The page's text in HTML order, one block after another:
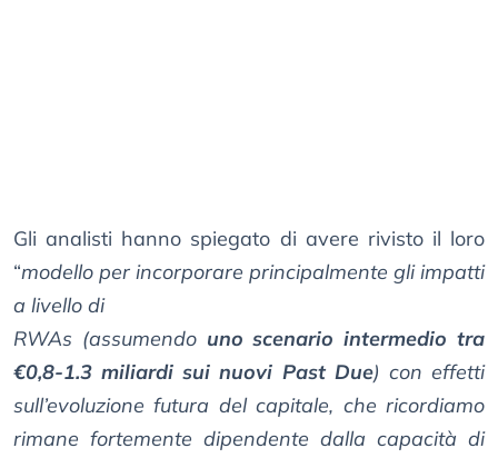
Gli analisti hanno spiegato di avere rivisto il loro
“modello per incorporare principalmente gli impatti
a livello di
RWAs (assumendo uno scenario intermedio tra
€0,8-1.3 miliardi sui nuovi Past Due) con effetti
sull’evoluzione futura del capitale, che ricordiamo
rimane fortemente dipendente dalla capacità di